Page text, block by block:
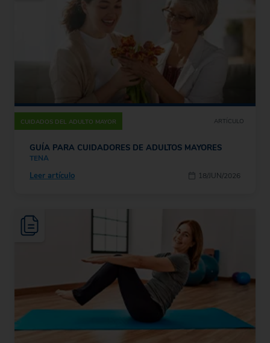
CUIDADOS DEL ADULTO MAYOR ARTÍCULO
GUÍA PARA CUIDADORES DE ADULTOS MAYORES
TENA
18/JUN/2026
Leer artículo